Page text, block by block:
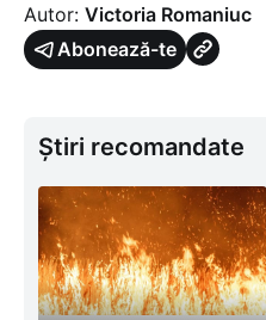
Autor: Victoria Romaniuc
Abonează-te
Știri recomandate